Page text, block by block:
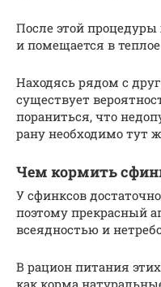
После этой
и помещается в
Находясь рядом с
существует
пораниться, что
рану необходимо тут
Чем кормить
У сфинксов
поэтому прекрасный
всеядностью и
В рацион питания